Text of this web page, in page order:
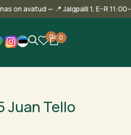
Tallinnas on avatud — 📍 Jalgpalli 1,
0 0
Juan Tello